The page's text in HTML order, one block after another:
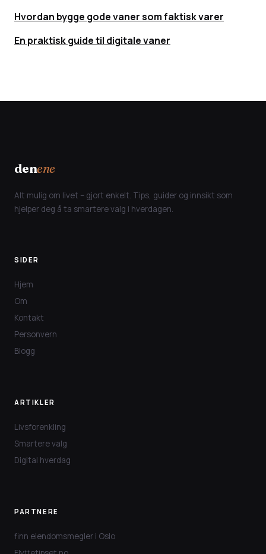
Hvordan bygge gode vaner som faktisk varer
En praktisk guide til digitale vaner
denene
Alt mulig om livet – gjort enkelt. Tips, guider og innsikt som
hjelper deg å ta smartere valg i hverdagen.
SIDER
Hjem
Om
Kontakt
Personvern
Blogg
ARTIKLER
Livsforenkling
Smartere valg
Digital hverdag
PARTNERE
finn eiendomsmegler i Oslo